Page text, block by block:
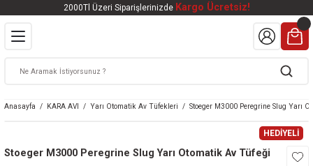
2000Tl Üzeri Siparişlerinizde Kargo Ücretsiz!
Geri Dön
Geri Dön
Geri Dön
Geri Dön
Geri Dön
Anasayfa KARA AVI Yarı Otomatik Av Tüfekleri Stoeger M3000 Peregrine Slug Yarı
HEDİYELİ
Stoeger M3000 Peregrine Slug Yarı Otomatik Av Tüfeği